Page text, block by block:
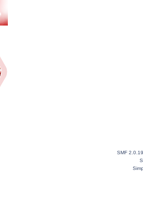
SMF 2.0.19